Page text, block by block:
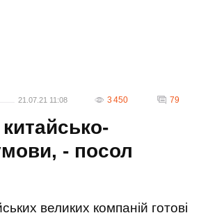
21.07.21 11:08 3 450 79
- посол
великих компаній готові